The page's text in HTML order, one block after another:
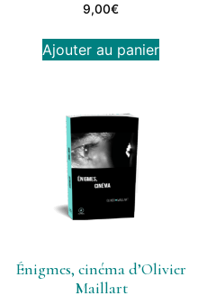
9,00€
Ajouter au panier
Énigmes, cinéma d’Olivier
Maillart